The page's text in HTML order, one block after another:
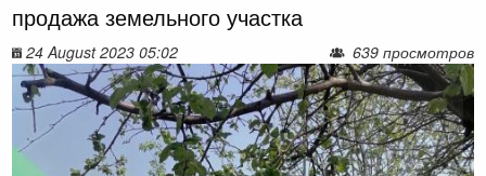
продажа земельного участка
24 August 2023 05:02 639 просмотров